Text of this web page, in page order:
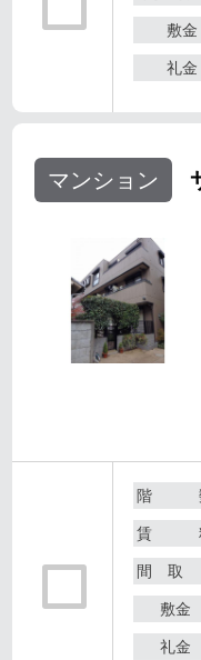
敷金
礼金
マンション
階
賃
間 取
敷金
礼金